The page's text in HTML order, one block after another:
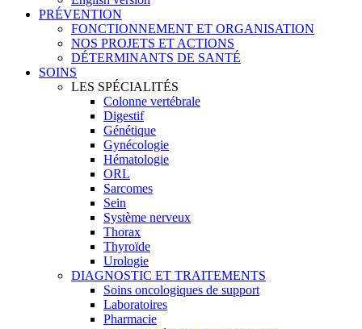
PRÉVENTION
FONCTIONNEMENT ET ORGANISATION
NOS PROJETS ET ACTIONS
DÉTERMINANTS DE SANTÉ
SOINS
LES SPÉCIALITÉS
Colonne vertébrale
Digestif
Génétique
Gynécologie
Hématologie
ORL
Sarcomes
Sein
Système nerveux
Thorax
Thyroïde
Urologie
DIAGNOSTIC ET TRAITEMENTS
Soins oncologiques de support
Laboratoires
Pharmacie